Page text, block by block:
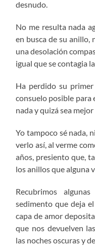
desnudo.
No me resulta nada
en busca de su anillo,
una desolación
igual que se contagia
Ha perdido su
consuelo posible para
nada y quizá sea
Yo tampoco sé nada,
verlo así, al verme
años, presiento que,
los anillos que alguna
Recubrimos
sedimento que deja
capa de amor
que nos devuelven
las noches oscuras y